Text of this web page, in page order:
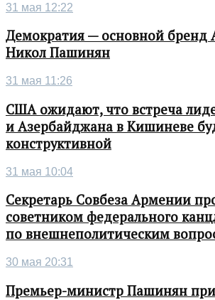
31 мая 12:22
Демократия — основной бренд
Никол Пашинян
31 мая 11:26
США ожидают, что встреча
и Азербайджана в Кишиневе
конструктивной
31 мая 10:04
Секретарь Совбеза Армении
советником федерального
по внешнеполитическим
30 мая 20:31
Премьер-министр Пашинян